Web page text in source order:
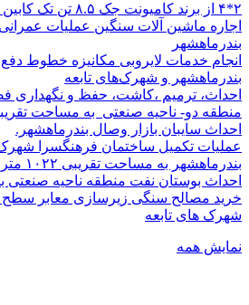
۲*۴ از برند کامیونت جک ۸.۵ تن تک کابین با کاربری آتش نشانی
اجاره ماشین آلات سنگین عملیات
بندرماهشهر
انجام خدمات لایروبی مکانیزه خطوط
بندرماهشهر و شهرک‌های تابعه
احداث، ترمیم ،کاشت، حفظ و نگهداری
منطقه دو- ناحیه صنعتی به مساحت تقریبی ۴۲۱۰۰۰
احداث سایبان بازار وصال بندرماهشهر.
عملیات تکمیل ساختمان فرهنگسرا
بندرماهشهر به مساحت تقریبی ۱۰۲۲ مترمربع
احداث بوستان نفت منطقه ناحیه صنعتی
خرید مصالح سنگی زیرسازی معابر سطح
شهرک های تابعه
نمایش همه